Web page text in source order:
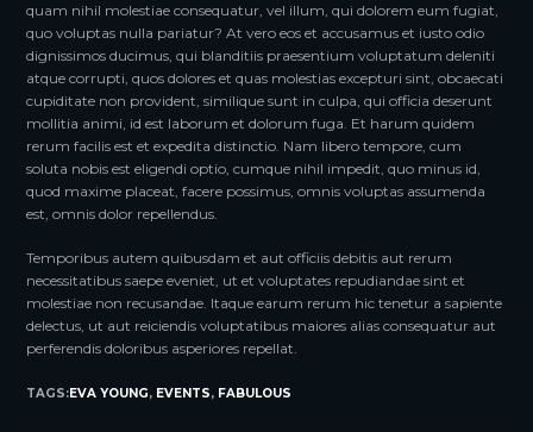
quam nihil molestiae consequatur, vel illum, qui dolorem eum fugiat,
quo voluptas nulla pariatur? At vero eos et accusamus et iusto odio
dignissimos ducimus, qui blanditiis praesentium voluptatum deleniti
atque corrupti, quos dolores et quas molestias excepturi sint, obcaecati
cupiditate non provident, similique sunt in culpa, qui officia deserunt
mollitia animi, id est laborum et dolorum fuga. Et harum quidem
rerum facilis est et expedita distinctio. Nam libero tempore, cum
soluta nobis est eligendi optio, cumque nihil impedit, quo minus id,
quod maxime placeat, facere possimus, omnis voluptas assumenda
est, omnis dolor repellendus.
Temporibus autem quibusdam et aut officiis debitis aut rerum
necessitatibus saepe eveniet, ut et voluptates repudiandae sint et
molestiae non recusandae. Itaque earum rerum hic tenetur a sapiente
delectus, ut aut reiciendis voluptatibus maiores alias consequatur aut
perferendis doloribus asperiores repellat.
TAGS:EVA YOUNG, EVENTS, FABULOUS